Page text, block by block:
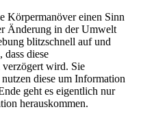
Körpermanöver einen Sinn
Änderung in der Umwelt
blitzschnell auf und
dass diese
wird. Sie
diese um Information
geht es eigentlich nur
herauskommen.